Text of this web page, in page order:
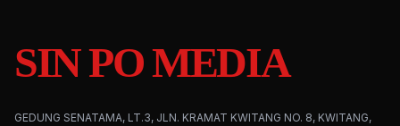
SIN PO MEDIA
GEDUNG SENATAMA, LT.3, JLN. KRAMAT KWITANG NO. 8, KWITANG,